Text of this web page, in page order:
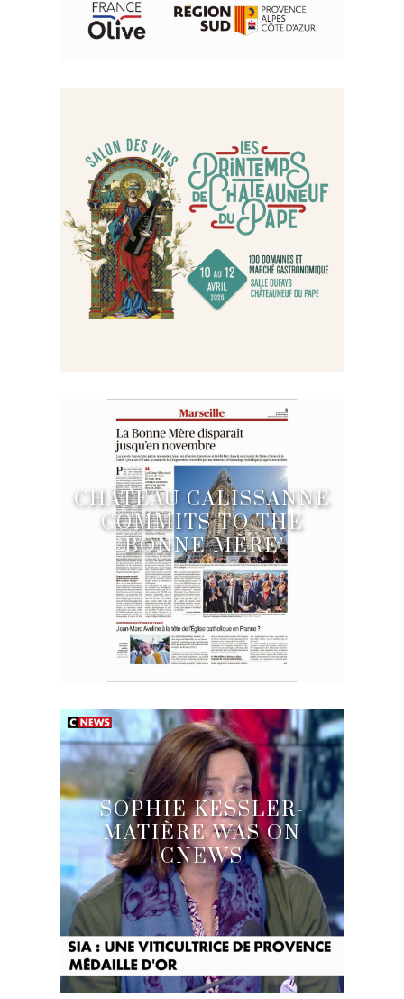
CHÂTEAU CALISSANNE
COMMITS TO THE
‘BONNE MÈRE’
SOPHIE KESSLER-
MATIÈRE WAS ON
CNEWS